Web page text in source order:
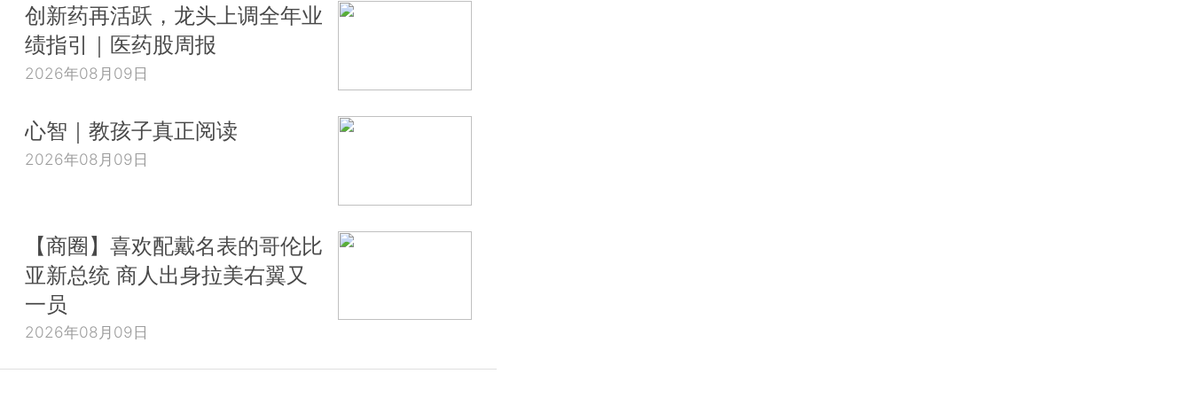
创新药再活跃，龙头上调全年业
绩指引｜医药股周报
2026年08月09日
心智｜教孩子真正阅读
2026年08月09日
【商圈】喜欢配戴名表的哥伦比
亚新总统 商人出身拉美右翼又
一员
2026年08月09日